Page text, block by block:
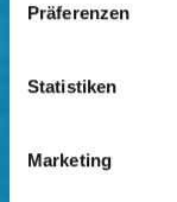
Ihr Gerät
Erfahren Sie
verarbeitet
Präferenzen
Statistiken
Marketing